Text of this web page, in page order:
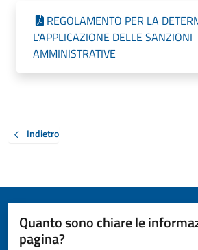
REGOLAMENTO PER LA
L'APPLICAZIONE DELLE SANZIONI
AMMINISTRATIVE
Indietro
Quanto sono chiare le
pagina?